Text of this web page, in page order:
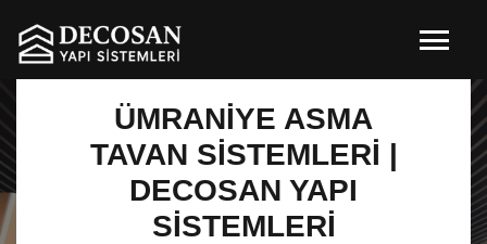
ÜMRANİYE ASMA
TAVAN SISTEMLERI |
DECOSAN YAPI
SISTEMLERI